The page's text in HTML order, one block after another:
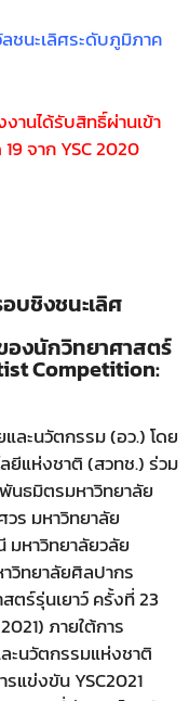
ชนะเลิศระดับภูมิภาค
านได้รับสิทธิ์ผ่านเข้า
จาก YSC 2020
บชิงชนะเลิศ
องนักวิทยาศาสตร์
Competition:
ละนวัตกรรม (อว.) โดย
ยีแห่งชาติ (สวทช.) ร่วม
นธมิตรมหาวิทยาลัย
วร มหาวิทยาลัย
มหาวิทยาลัยวลัย
วิทยาลัยศิลปากร
ตร์รุ่นเยาว์ ครั้งที่ 23
ภายใต้การ
ะนวัตกรรมแห่งชาติ
รแข่งขัน YSC2021